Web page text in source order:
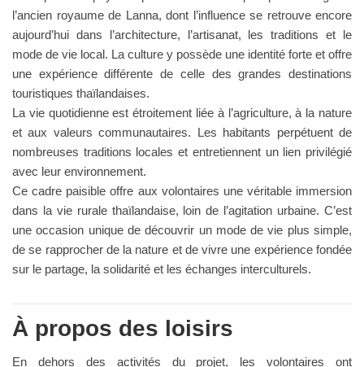
l’ancien royaume de Lanna, dont l’influence se retrouve encore
aujourd’hui dans l’architecture, l’artisanat, les traditions et le
mode de vie local. La culture y possède une identité forte et offre
une expérience différente de celle des grandes destinations
touristiques thaïlandaises.
La vie quotidienne est étroitement liée à l’agriculture, à la nature
et aux valeurs communautaires. Les habitants perpétuent de
nombreuses traditions locales et entretiennent un lien privilégié
avec leur environnement.
Ce cadre paisible offre aux volontaires une véritable immersion
dans la vie rurale thaïlandaise, loin de l’agitation urbaine. C’est
une occasion unique de découvrir un mode de vie plus simple,
de se rapprocher de la nature et de vivre une expérience fondée
sur le partage, la solidarité et les échanges interculturels.
À propos des loisirs
En dehors des activités du projet, les volontaires ont